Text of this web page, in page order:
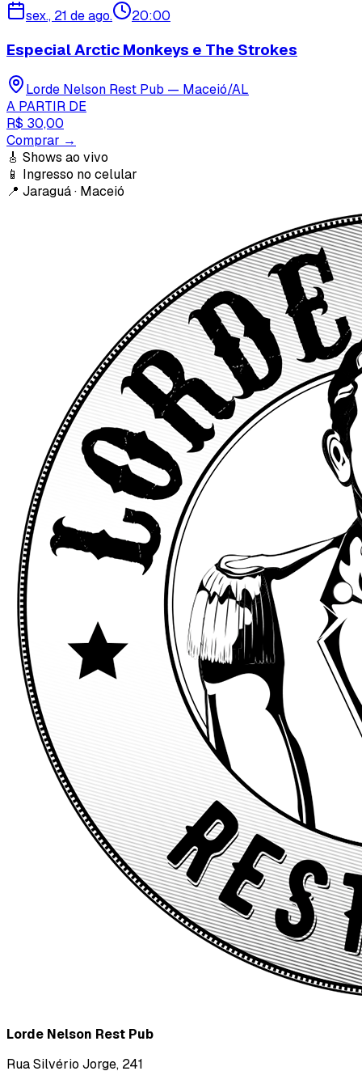
sex., 21 de ago. 20:00
Especial Arctic Monkeys e The Strokes
Lorde Nelson Rest Pub — Maceió/AL
A PARTIR DE
R$ 30,00
Comprar →
🎸 Shows ao vivo
📱 Ingresso no celular
📍 Jaraguá · Maceió
Lorde Nelson Rest Pub
Rua Silvério Jorge, 241